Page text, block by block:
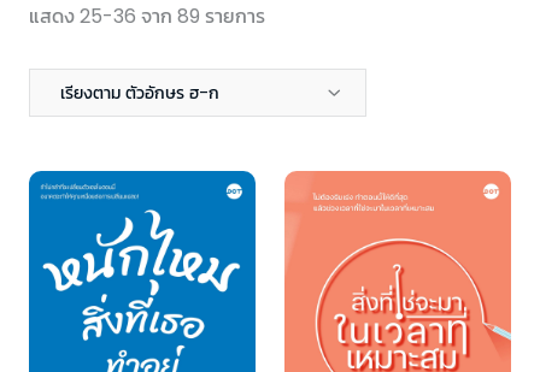
แสดง 25-36 จาก 89 รายการ
เรียงตาม ตัวอักษร ฮ-ก